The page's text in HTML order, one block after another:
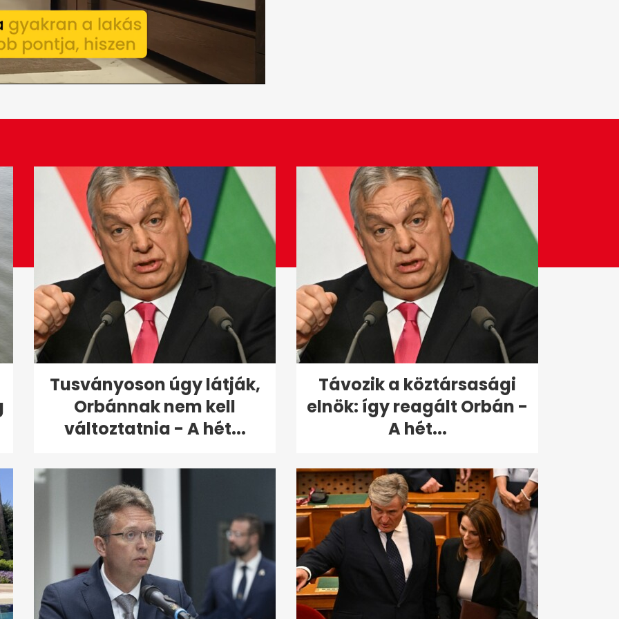
Tusványoson úgy látják,
Orbánnak nem kell
változtatnia - A hét...
Távozik a köztársasági
elnök: így reagált Orbán -
A hét...